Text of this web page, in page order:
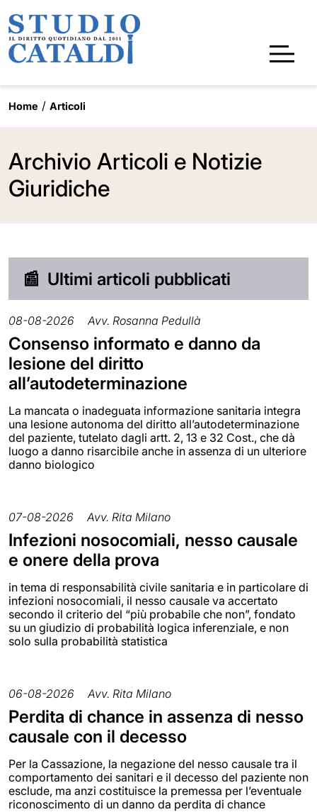
Home Articoli
Archivio Articoli e Notizie
Giuridiche
📰 Ultimi articoli pubblicati
08-08-2026 Avv. Rosanna Pedullà
Consenso informato e danno da
lesione del diritto
all’autodeterminazione
La mancata o inadeguata informazione sanitaria integra
una lesione autonoma del diritto all’autodeterminazione
del paziente, tutelato dagli artt. 2, 13 e 32 Cost., che dà
luogo a danno risarcibile anche in assenza di un ulteriore
danno biologico
07-08-2026 Avv. Rita Milano
Infezioni nosocomiali, nesso causale
e onere della prova
in tema di responsabilità civile sanitaria e in particolare di
infezioni nosocomiali, il nesso causale va accertato
secondo il criterio del “più probabile che non”, fondato
su un giudizio di probabilità logica inferenziale, e non
solo sulla probabilità statistica
06-08-2026 Avv. Rita Milano
Perdita di chance in assenza di nesso
causale con il decesso
Per la Cassazione, la negazione del nesso causale tra il
comportamento dei sanitari e il decesso del paziente non
esclude, ma anzi costituisce la premessa per l’eventuale
riconoscimento di un danno da perdita di chance